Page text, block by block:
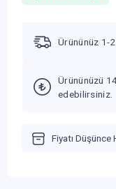
Ürününüz 1-
Ürününüzü
edebilirsiniz.
Fiyatı Düşünce